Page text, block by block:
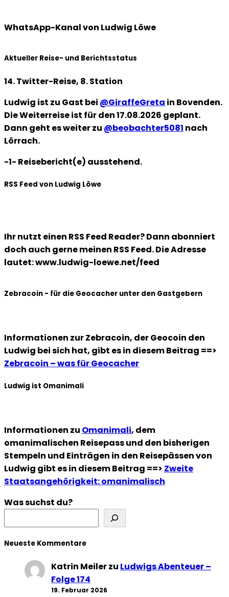
Beiträge
WhatsApp-Kanal von Ludwig Löwe
Aktueller Reise- und Berichtsstatus
14. Twitter-Reise, 8. Station
Ludwig ist zu Gast bei @GiraffeGreta in Bovenden.
Die Weiterreise ist für den 17.08.2026 geplant.
Dann geht es weiter zu @beobachter5081 nach
Lörrach.
-1- Reisebericht(e) ausstehend.
RSS Feed von Ludwig Löwe
Ihr nutzt einen RSS Feed Reader? Dann abonniert
doch auch gerne meinen RSS Feed. Die Adresse
lautet: www.ludwig-loewe.net/feed
Zebracoin - für die Geocacher unter den Gastgebern
Informationen zur Zebracoin, der Geocoin den
Ludwig bei sich hat, gibt es in diesem Beitrag ==>
Zebracoin – was für Geocacher
Ludwig ist Omanimali
Informationen zu Omanimali, dem
omanimalischen Reisepass und den bisherigen
Stempeln und Einträgen in den Reisepässen von
Ludwig gibt es in diesem Beitrag ==> Zweite
Staatsangehörigkeit: omanimalisch
Was suchst du?
Neueste Kommentare
Katrin Meilerzu Ludwigs Abenteuer –
Folge 174
19. Februar 2026